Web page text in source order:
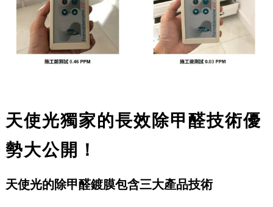
天使光獨家的長效除甲醛技術優
勢大公開！
天使光的除甲醛鍍膜包含三大產品技術